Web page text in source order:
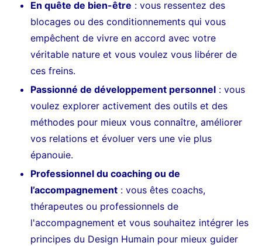
En quête de bien-être : vous ressentez des
blocages ou des conditionnements qui vous
empêchent de vivre en accord avec votre
véritable nature et vous voulez vous libérer de
ces freins.
Passionné de développement personnel : vous
voulez explorer activement des outils et des
méthodes pour mieux vous connaître, améliorer
vos relations et évoluer vers une vie plus
épanouie.
Professionnel du coaching ou de
l’accompagnement : vous êtes coachs,
thérapeutes ou professionnels de
l'accompagnement et vous souhaitez intégrer les
principes du Design Humain pour mieux guider